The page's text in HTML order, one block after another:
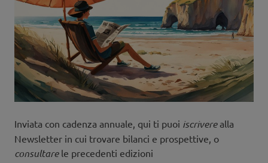
Inviata con cadenza annuale, qui ti puoi iscriverealla
Newsletter in cui trovare bilanci e prospettive, o
consultarele precedenti edizioni